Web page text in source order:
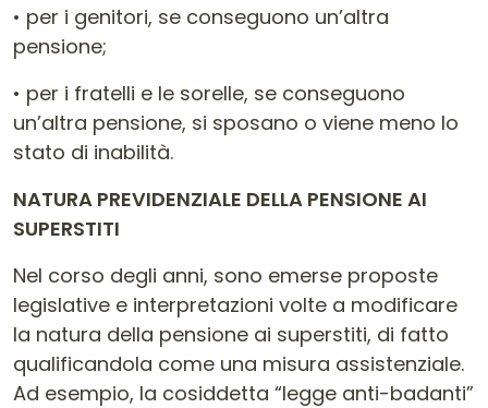
• per i genitori, se conseguono un’altra
pensione;
• per i fratelli e le sorelle, se conseguono
un’altra pensione, si sposano o viene meno lo
stato di inabilità.
NATURA PREVIDENZIALE DELLA PENSIONE AI
SUPERSTITI
Nel corso degli anni, sono emerse proposte
legislative e interpretazioni volte a modificare
la natura della pensione ai superstiti, di fatto
qualificandola come una misura assistenziale.
Ad esempio, la cosiddetta “legge anti-badanti”